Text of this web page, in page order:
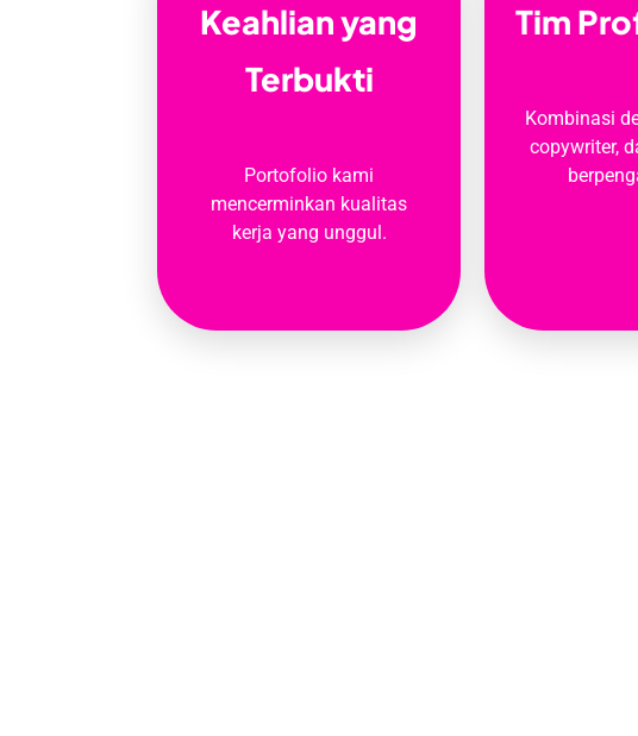
Keahlian yang
Terbukti
Portofolio kami
mencerminkan kualitas
kerja yang unggul.
Tim
Kombinasi
copywriter,